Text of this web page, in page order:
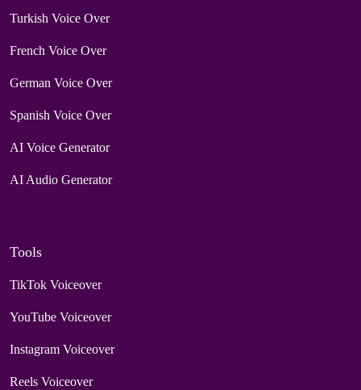
Turkish Voice Over
French Voice Over
German Voice Over
Spanish Voice Over
AI Voice Generator
AI Audio Generator
Tools
TikTok Voiceover
YouTube Voiceover
Instagram Voiceover
Reels Voiceover